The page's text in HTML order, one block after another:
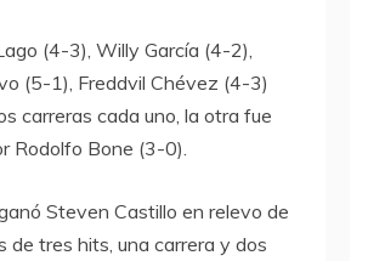
(4-3), Willy García (4-2),
(5-1), Freddvil Chévez (4-3)
carreras cada uno, la otra fue
Rodolfo Bone (3-0).
Steven Castillo en relevo de
de tres hits, una carrera y dos